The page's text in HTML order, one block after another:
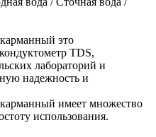
это
TDS,
лабораторий и
надежность и
имеет множество
использования.